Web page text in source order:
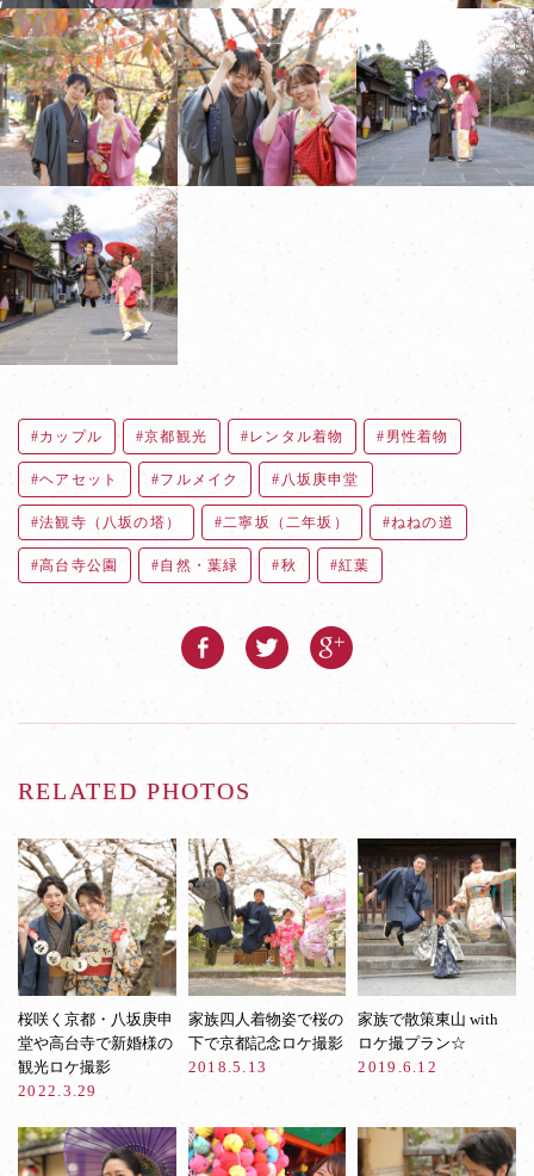
カップル 京都観光 レンタル着物 男性着物
ヘアセット フルメイク 八坂庚申堂
法観寺（八坂の塔） 二寧坂（二年坂） ねねの道
高台寺公園 自然・葉緑 秋 紅葉
RELATED PHOTOS
桜咲く京都・八坂庚申
堂や高台寺で新婚様の
観光ロケ撮影
2022.3.29
家族四人着物姿で桜の
下で京都記念ロケ撮影
2018.5.13
家族で散策東山 with
ロケ撮プラン☆
2019.6.12